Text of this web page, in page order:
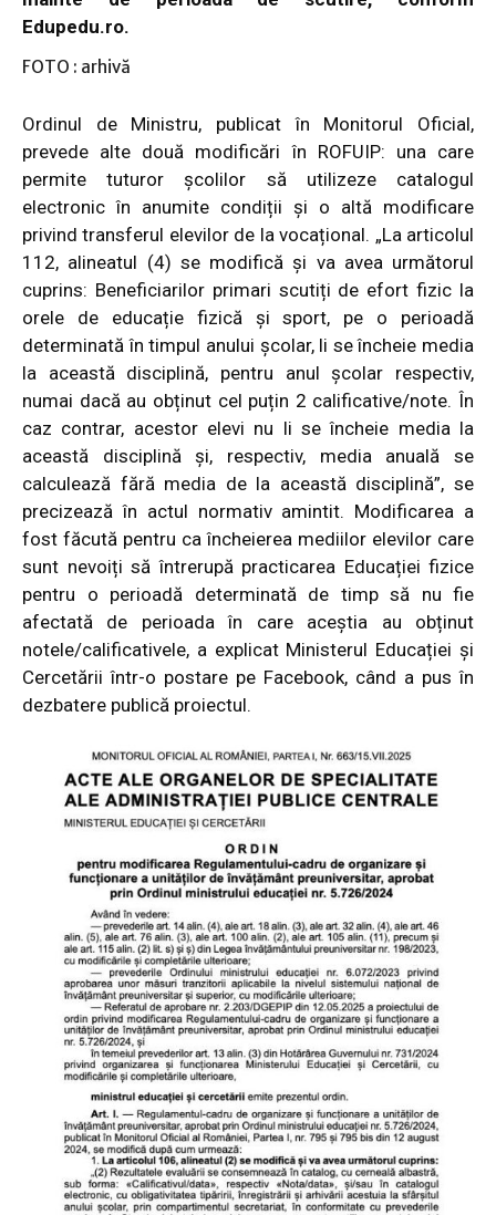
Edupedu.ro.
FOTO : arhivă
Ordinul de Ministru, publicat în Monitorul Oficial,
prevede alte două modificări în ROFUIP: una care
permite tuturor școlilor să utilizeze catalogul
electronic în anumite condiții și o altă modificare
privind transferul elevilor de la vocațional. „La articolul
112, alineatul (4) se modifică și va avea următorul
cuprins: Beneficiarilor primari scutiți de efort fizic la
orele de educație fizică și sport, pe o perioadă
determinată în timpul anului școlar, li se încheie media
la această disciplină, pentru anul școlar respectiv,
numai dacă au obținut cel puțin 2 calificative/note. În
caz contrar, acestor elevi nu li se încheie media la
această disciplină și, respectiv, media anuală se
calculează fără media de la această disciplină”, se
precizează în actul normativ amintit. Modificarea a
fost făcută pentru ca încheierea mediilor elevilor care
sunt nevoiți să întrerupă practicarea Educației fizice
pentru o perioadă determinată de timp să nu fie
afectată de perioada în care aceștia au obținut
notele/calificativele, a explicat Ministerul Educației și
Cercetării într-o postare pe Facebook, când a pus în
dezbatere publică proiectul.